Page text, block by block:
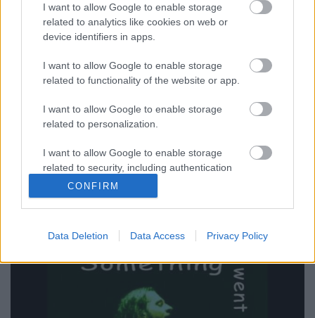
I want to allow Google to enable storage
related to analytics like cookies on web or
device identifiers in apps.
I want to allow Google to enable storage
related to functionality of the website or app.
I want to allow Google to enable storage
related to personalization.
I want to allow Google to enable storage
related to security, including authentication
functionality and fraud prevention, and other
user protection.
CONFIRM
Data Deletion Data Access Privacy Policy
Only When I Lose Myself: a dal,
aminek két acapella változata is
létezik
2023. szeptember 08.
Annak, hogy Josh Abraham "kiadta" az Only When I
maxin, azt is köszönhetjük, hogy létezik két (!)
acapella változat is a dalból. Az elsőben a dalsávok
össze vannak zsúfolva, ez az: